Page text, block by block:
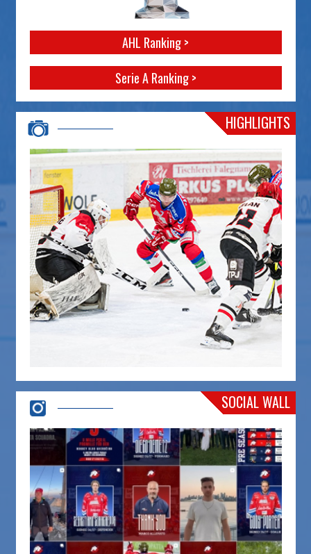
AHL Ranking >
Serie A Ranking >
HIGHLIGHTS
SOCIAL WALL